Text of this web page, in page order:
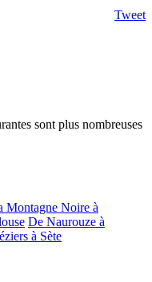
Tweet
sont plus nombreuses
Montagne Noire à
De Naurouze à
à Sète